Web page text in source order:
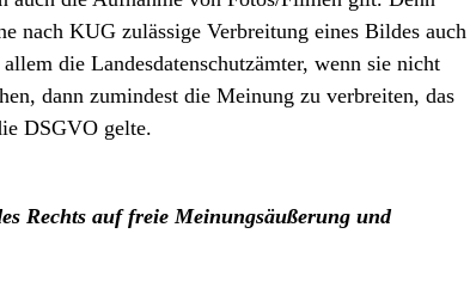
nach KUG zulässige Verbreitung eines Bildes auch
die Landesdatenschutzämter, wenn sie nicht
dann zumindest die Meinung zu verbreiten, das
DSGVO gelte.
Rechts auf freie Meinungsäußerung und